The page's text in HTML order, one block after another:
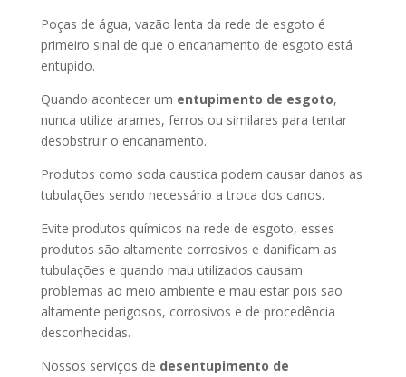
Poças de água, vazão lenta da rede de esgoto é
primeiro sinal de que o encanamento de esgoto está
entupido.
Quando acontecer um entupimento de esgoto,
nunca utilize arames, ferros ou similares para tentar
desobstruir o encanamento.
Produtos como soda caustica podem causar danos as
tubulações sendo necessário a troca dos canos.
Evite produtos químicos na rede de esgoto, esses
produtos são altamente corrosivos e danificam as
tubulações e quando mau utilizados causam
problemas ao meio ambiente e mau estar pois são
altamente perigosos, corrosivos e de procedência
desconhecidas.
Nossos serviços de desentupimento de